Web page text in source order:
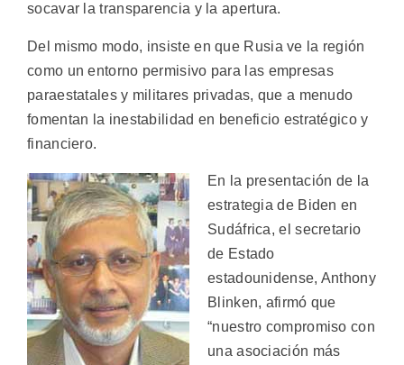
socavar la transparencia y la apertura.
Del mismo modo, insiste en que Rusia ve la región
como un entorno permisivo para las empresas
paraestatales y militares privadas, que a menudo
fomentan la inestabilidad en beneficio estratégico y
financiero.
En la presentación de la
estrategia de Biden en
Sudáfrica, el secretario
de Estado
estadounidense, Anthony
Blinken, afirmó que
“nuestro compromiso con
una asociación más